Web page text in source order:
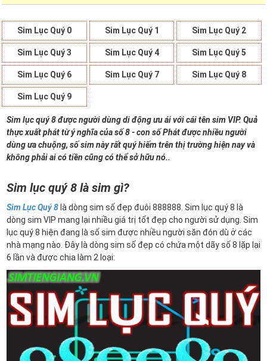
Sim Lục Quý 0 Sim Lục Quý 1 Sim Lục Quý 2
Sim Lục Quý 3 Sim Lục Quý 4 Sim Lục Quý 5
Sim Lục Quý 6 Sim Lục Quý 7 Sim Lục Quý 8
Sim Lục Quý 9
Sim lục quý 8 được người dùng di động ưu ái với cái tên sim VIP. Quả
thực xuất phát từ ý nghĩa của số 8 - con số Phát được nhiều người
dùng ưa chuộng, số sim này rất quý hiếm trên thị trường hiện nay và
không phải ai có tiền cũng có thể sở hữu nó..
Sim lục quý 8 là sim gì?
Sim Lục Quý 8 là dòng sim số đẹp đuôi 888888. Sim lục quý 8 là
dòng sim VIP mang lại nhiều giá trị tốt đẹp cho người sử dụng. Sim
lục quý 8 hiện đang là số sim được nhiều người săn đón dù ở các
nhà mạng nào. Đây là dòng sim số đẹp có chứa một dãy số 8 lặp lại
6 lần và được chia làm 2 loại: